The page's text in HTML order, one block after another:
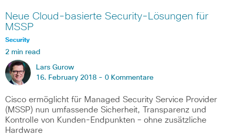
Neue Cloud-basierte Security-Lösungen für
MSSP
Security
2 min read
Lars Gurow
16. February 2018 - 0 Kommentare
Cisco ermöglicht für Managed Security Service Provider
(MSSP) nun umfassende Sicherheit, Transparenz und
Kontrolle von Kunden-Endpunkten – ohne zusätzliche
Hardware